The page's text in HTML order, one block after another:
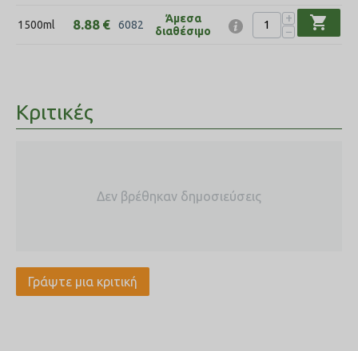
1500ml 8.88 € 6082
Άμεσα
διαθέσιμο
+
−
shopping_cart
Κριτικές
Δεν βρέθηκαν δημοσιεύσεις
Γράψτε μια κριτική